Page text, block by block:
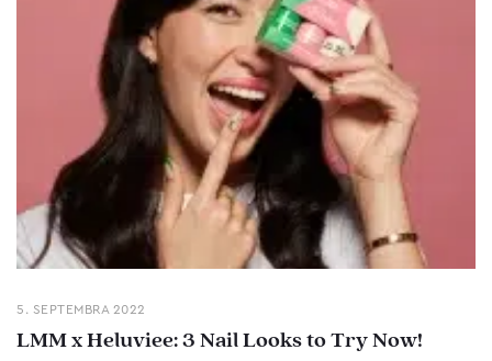
5. SEPTEMBRA 2022
LMM x Heluviee: 3 Nail Looks to Try Now!